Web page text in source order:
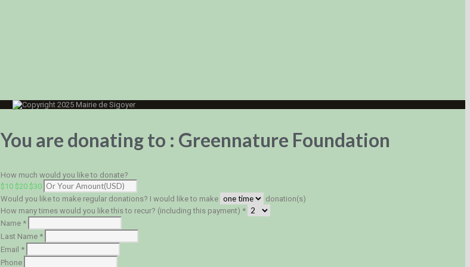
Copyright 2025 Mairie de Sigoyer
You are donating to : Greennature Foundation
How much would you like to donate?
$10 $20 $30
Would you like to make regular donations? I would like to make
donation(s)
How many times would you like this to recur? (including this payment) *
Name *
Last Name *
Email *
Phone